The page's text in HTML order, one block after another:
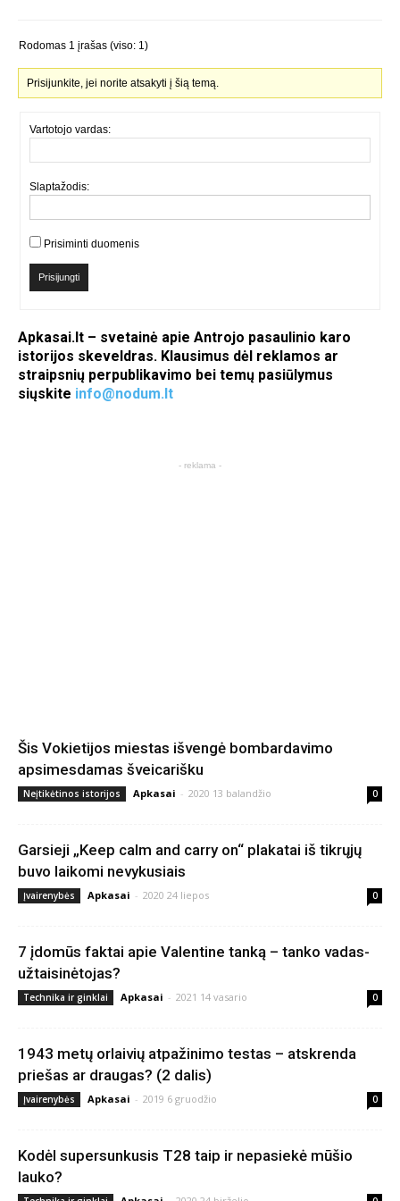
Rodomas 1 įrašas (viso: 1)
Prisijunkite, jei norite atsakyti į šią temą.
Vartotojo vardas:
Slaptažodis:
Prisiminti duomenis
Prisijungti
Apkasai.lt – svetainė apie Antrojo pasaulinio karo
istorijos skeveldras. Klausimus dėl reklamos ar
straipsnių perpublikavimo bei temų pasiūlymus
siųskite info@nodum.lt
- reklama -
Šis Vokietijos miestas išvengė bombardavimo
apsimesdamas šveicarišku
Neįtikėtinos istorijos Apkasai - 2020 13 balandžio 0
Garsieji „Keep calm and carry on“ plakatai iš tikrųjų
buvo laikomi nevykusiais
Įvairenybės Apkasai - 2020 24 liepos 0
7 įdomūs faktai apie Valentine tanką – tanko vadas-
užtaisinėtojas?
Technika ir ginklai Apkasai - 2021 14 vasario 0
1943 metų orlaivių atpažinimo testas – atskrenda
priešas ar draugas? (2 dalis)
Įvairenybės Apkasai - 2019 6 gruodžio 0
Kodėl supersunkusis T28 taip ir nepasiekė mūšio
lauko?